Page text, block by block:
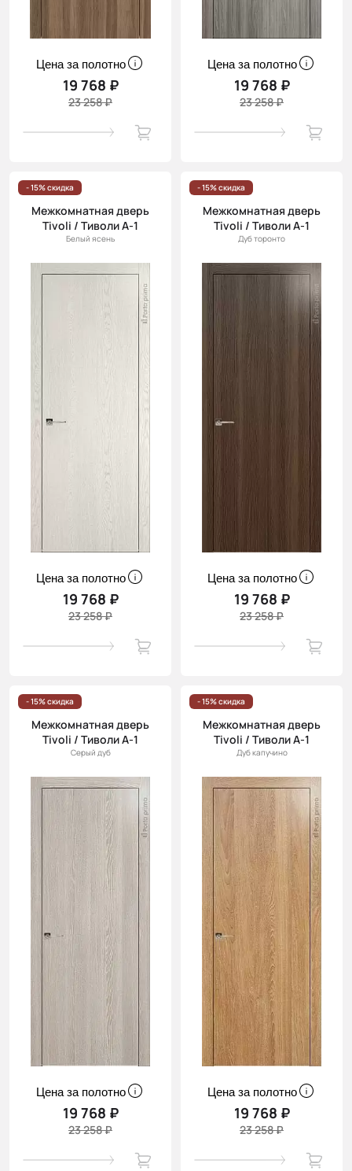
Цена за полотно
19 768 ₽
23 258 ₽
Цена за полотно
19 768 ₽
23 258 ₽
- 15% скидка
Межкомнатная дверь
Tivoli / Тиволи А-1
Белый ясень
Цена за полотно
19 768 ₽
23 258 ₽
- 15% скидка
Межкомнатная дверь
Tivoli / Тиволи А-1
Дуб торонто
Цена за полотно
19 768 ₽
23 258 ₽
- 15% скидка
Межкомнатная дверь
Tivoli / Тиволи А-1
Серый дуб
Цена за полотно
19 768 ₽
23 258 ₽
- 15% скидка
Межкомнатная дверь
Tivoli / Тиволи А-1
Дуб капучино
Цена за полотно
19 768 ₽
23 258 ₽